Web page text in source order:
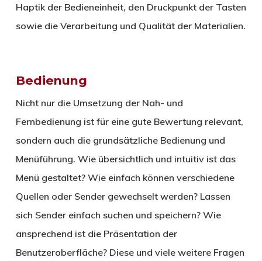
Haptik der Bedieneinheit, den Druckpunkt der Tasten
sowie die Verarbeitung und Qualität der Materialien.
Bedienung
Nicht nur die Umsetzung der Nah- und
Fernbedienung ist für eine gute Bewertung relevant,
sondern auch die grundsätzliche Bedienung und
Menüführung. Wie übersichtlich und intuitiv ist das
Menü gestaltet? Wie einfach können verschiedene
Quellen oder Sender gewechselt werden? Lassen
sich Sender einfach suchen und speichern? Wie
ansprechend ist die Präsentation der
Benutzeroberfläche? Diese und viele weitere Fragen